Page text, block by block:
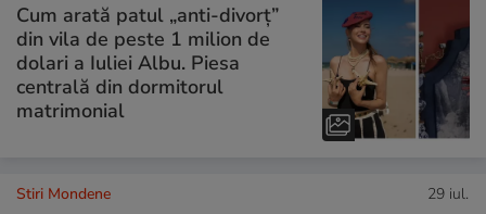
Cum arată patul „anti-divorț”
din vila de peste 1 milion de
dolari a Iuliei Albu. Piesa
centrală din dormitorul
matrimonial
Stiri Mondene 29 iul.